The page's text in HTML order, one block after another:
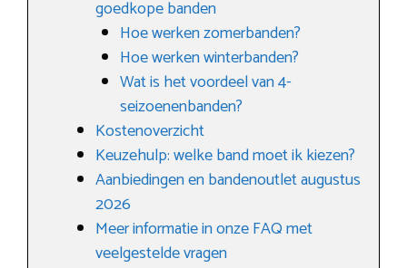
goedkope banden
Hoe werken zomerbanden?
Hoe werken winterbanden?
Wat is het voordeel van 4-
seizoenenbanden?
Kostenoverzicht
Keuzehulp: welke band moet ik kiezen?
Aanbiedingen en bandenoutlet augustus
2026
Meer informatie in onze FAQ met
veelgestelde vragen